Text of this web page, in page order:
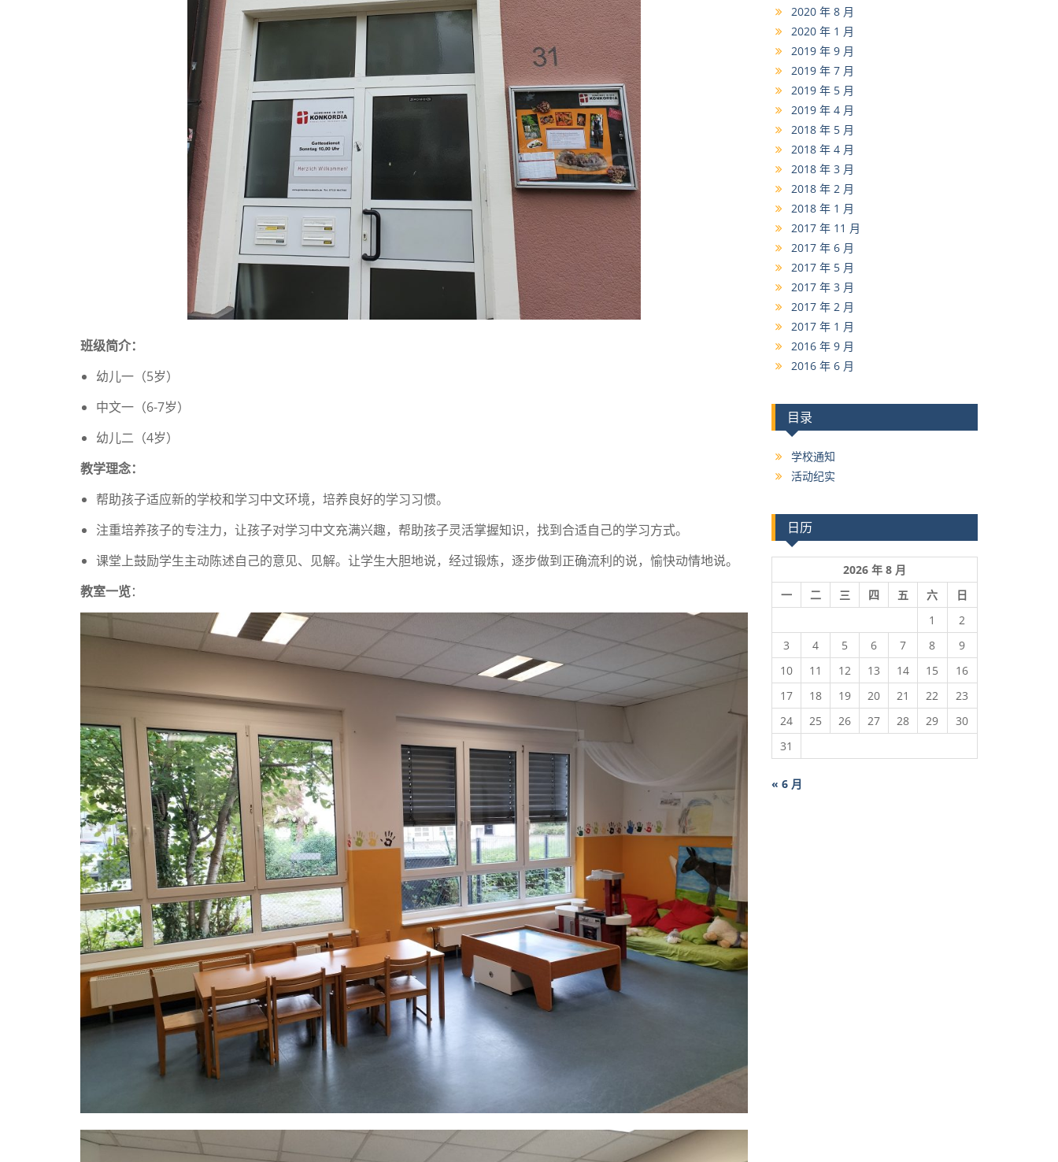
班级简介：
幼儿一（5岁）
中文一（6-7岁）
幼儿二（4岁）
教学理念：
帮助孩子适应新的学校和学习中文环境，培养良好的学习习惯。
注重培养孩子的专注力，让孩子对学习中文充满兴趣，帮助孩子灵活掌握知识，找到合适自己的学习方式。
课堂上鼓励学生主动陈述自己的意见、见解。让学生大胆地说，经过锻炼，逐步做到正确流利的说，愉快动情地说。
教室一览：
2020 年 8 月
2020 年 1 月
2019 年 9 月
2019 年 7 月
2019 年 5 月
2019 年 4 月
2018 年 5 月
2018 年 4 月
2018 年 3 月
2018 年 2 月
2018 年 1 月
2017 年 11 月
2017 年 6 月
2017 年 5 月
2017 年 3 月
2017 年 2 月
2017 年 1 月
2016 年 9 月
2016 年 6 月
目录
学校通知
活动纪实
日历
2026 年 8 月
一
二 三 四 五 六
日
1
2
3
4 5 6 7 8
9
10
11 12 13 14 15
16
17
18 19 20 21 22
23
24
25 26 27 28 29
30
31
« 6 月